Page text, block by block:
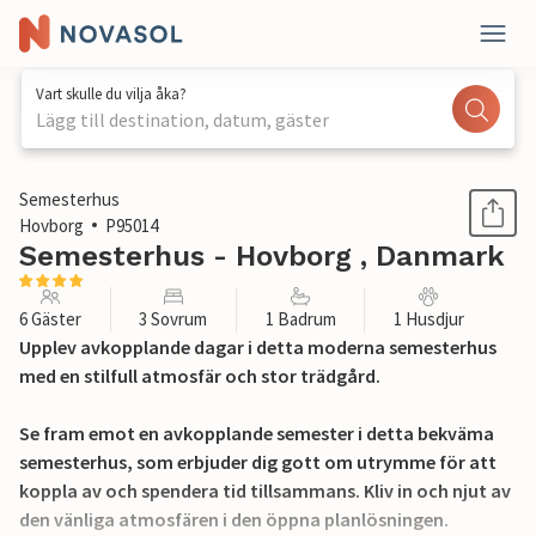
Vart skulle du vilja åka?
Lägg till destination, datum, gäster
1 / 20
Semesterhus
Hovborg
P95014
Semesterhus - Hovborg , Danmark
6 Gäster 3 Sovrum 1 Badrum 1 Husdjur
Upplev avkopplande dagar i detta moderna semesterhus
med en stilfull atmosfär och stor trädgård.
Se fram emot en avkopplande semester i detta bekväma
semesterhus, som erbjuder dig gott om utrymme för att
koppla av och spendera tid tillsammans. Kliv in och njut av
den vänliga atmosfären i den öppna planlösningen.